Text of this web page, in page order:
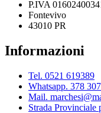
P.IVA
Fontevivo
43010 PR
Informazioni
Tel. 0521 619389
Whatsapp. 378
Mail.
Strada Provinciale